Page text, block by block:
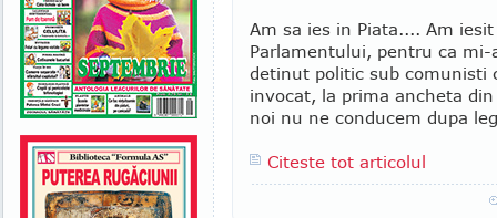
Am sa ies in Piata.... Am
Parlamentului, pentru ca
detinut politic sub comunisti
invocat, la prima ancheta
noi nu ne conducem dupa
Citeste tot articolul